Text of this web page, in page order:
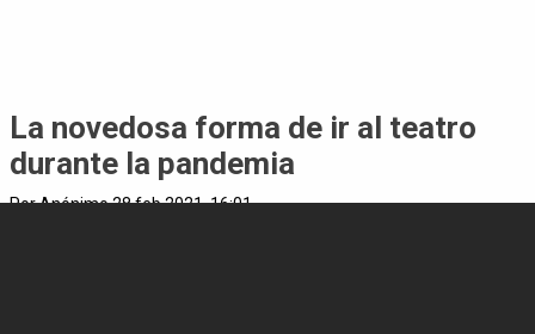
La novedosa forma de ir al teatro
durante la pandemia
Por Anónimo 28 feb 2021, 16:01